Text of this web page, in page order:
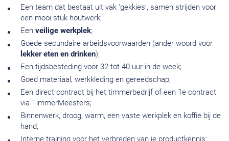
Een team dat bestaat uit vak ‘gekkies’, samen strijden voor
een mooi stuk houtwerk;
Een veilige werkplek;
Goede secundaire arbeidsvoorwaarden (ander woord voor
lekker eten en drinken);
Een tijdsbesteding voor 32 tot 40 uur in de week;
Goed materiaal, werkkleding en gereedschap;
Een direct contract bij het timmerbedrijf of een 1e contract
via TimmerMeesters;
Binnenwerk, droog, warm, een vaste werkplek en koffie bij de
hand;
Interne training voor het verbreden van je productkennis;